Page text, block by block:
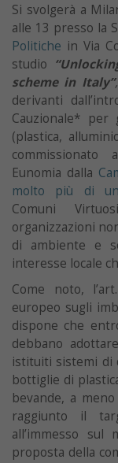
Si svolgerà a
alle 13 presso la
Politiche in Via
studio
scheme in Italy”,
derivanti
Cauzionale* per
(plastica,
commissionato
Eunomia dalla
molto più di
Comuni
organizzazioni
di ambiente e
interesse locale
Come noto,
europeo sugli
dispone che
debbano
istituiti sistemi di
bottiglie di
bevande, a
raggiunto il
all’immesso
proposta della